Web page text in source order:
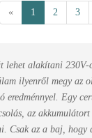
« 1 2 3
lehet alakítani 230V-
ilyenről megy az
eredménnyel. Egy
az
Csak az a baj, hogy